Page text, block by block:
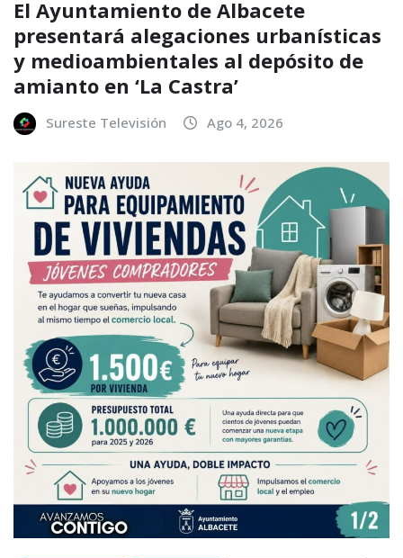
El Ayuntamiento de Albacete
presentará alegaciones urbanísticas
y medioambientales al depósito de
amianto en ‘La Castra’
Sureste Televisión Ago 4, 2026